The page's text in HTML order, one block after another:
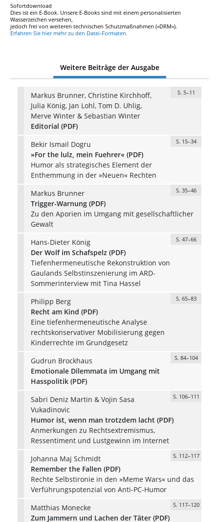
Sofortdownload
Dies ist ein E-Book. Unsere E-Books sind mit einem personalisierten
Wasserzeichen versehen,
jedoch frei von weiteren technischen Schutzmaßnahmen (»DRM«).
Erfahren Sie hier mehr zu den Datei-Formaten.
Weitere Beiträge der Ausgabe
Markus Brunner, Christine Kirchhoff,
Julia König, Jan Lohl, Tom D. Uhlig,
Merve Winter & Sebastian Winter
S. 5–11
Editorial (PDF)
Bekir Ismail Dogru
S. 15–34
»For the lulz, mein Fuehrer« (PDF)
Humor als strategisches Element der
Enthemmung in der »Neuen« Rechten
Markus Brunner
S. 35–46
Trigger-Warnung (PDF)
Zu den Aporien im Umgang mit gesellschaftlicher
Gewalt
Hans-Dieter König
S. 47–66
Der Wolf im Schafspelz (PDF)
Tiefenhermeneutische Rekonstruktion von
Gaulands Selbstinszenierung im ARD-
Sommerinterview mit Tina Hassel
Philipp Berg
S. 65–83
Recht am Kind (PDF)
Eine tiefenhermeneutische Analyse
rechtskonservativer Mobilisierung gegen
Kinderrechte im Grundgesetz
Gudrun Brockhaus
S. 84–104
Emotionale Dilemmata im Umgang mit
Hasspolitik (PDF)
Sabri Deniz Martin & Vojin Sasa
Vukadinovic
S. 106–111
Humor ist, wenn man trotzdem lacht (PDF)
Anmerkungen zu Rechtsextremismus,
Ressentiment und Lustgewinn im Internet
Johanna Maj Schmidt
S. 112–117
Remember the Fallen (PDF)
Rechte Selbstironie in den »Meme Wars« und das
Verführungspotenzial von Anti-PC-Humor
Matthias Monecke
S. 117–120
Zum Jammern und Lachen der Täter (PDF)